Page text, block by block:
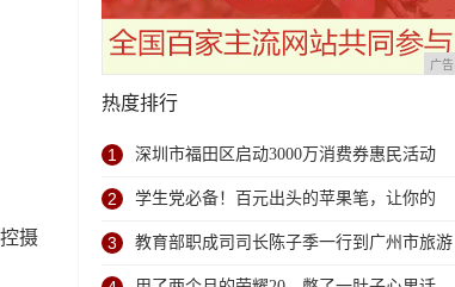
摄
广告
热度排行
1 深圳市福田区启动3000万消费券惠民活动
2 学生党必备！百元出头的苹果笔，让你的
iPad成为学习神器
3 教育部职成司司长陈子季一行到广州市旅游